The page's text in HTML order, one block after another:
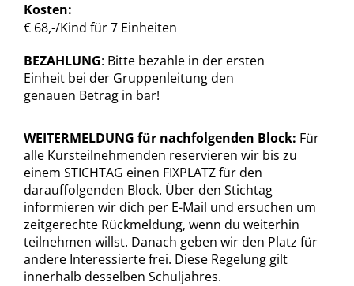
Kosten:
€ 68,-/Kind für 7 Einheiten
BEZAHLUNG: Bitte bezahle in der ersten
Einheit bei der Gruppenleitung den
genauen Betrag in bar!
WEITERMELDUNG für nachfolgenden Block: Für
alle Kursteilnehmenden reservieren wir bis zu
einem STICHTAG einen FIXPLATZ für den
darauffolgenden Block. Über den Stichtag
informieren wir dich per E-Mail und ersuchen um
zeitgerechte Rückmeldung, wenn du weiterhin
teilnehmen willst. Danach geben wir den Platz für
andere Interessierte frei. Diese Regelung gilt
innerhalb desselben Schuljahres.